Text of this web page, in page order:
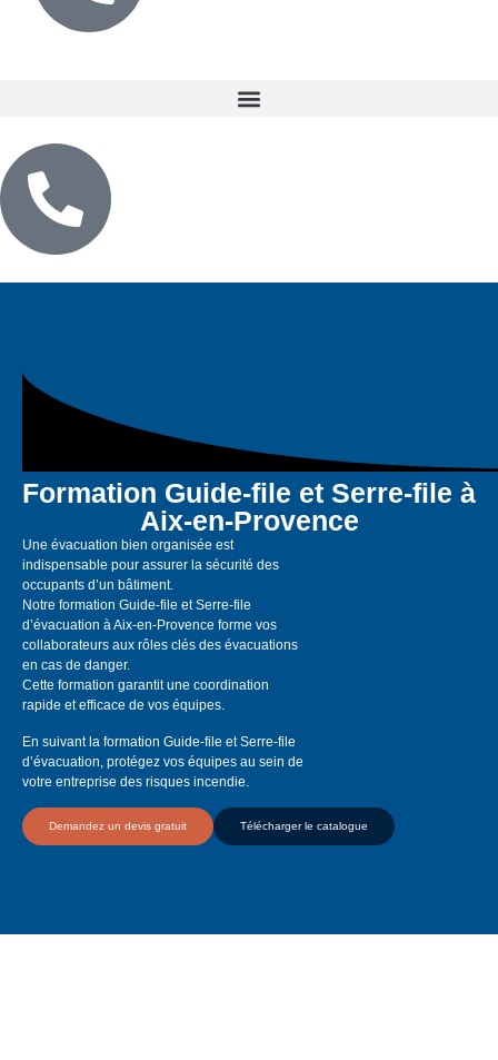
Formation Guide-file et Serre-file à
Aix-en-Provence
Une évacuation bien organisée est
indispensable pour assurer la sécurité des
occupants d’un bâtiment.
Notre formation Guide-file et Serre-file
d’évacuation à Aix-en-Provence forme vos
collaborateurs aux rôles clés des évacuations
en cas de danger.
Cette formation garantit une coordination
rapide et efficace de vos équipes.
En suivant la formation Guide-file et Serre-file
d’évacuation, protégez vos équipes au sein de
votre entreprise des risques incendie.
Demandez un devis gratuit Télécharger le catalogue